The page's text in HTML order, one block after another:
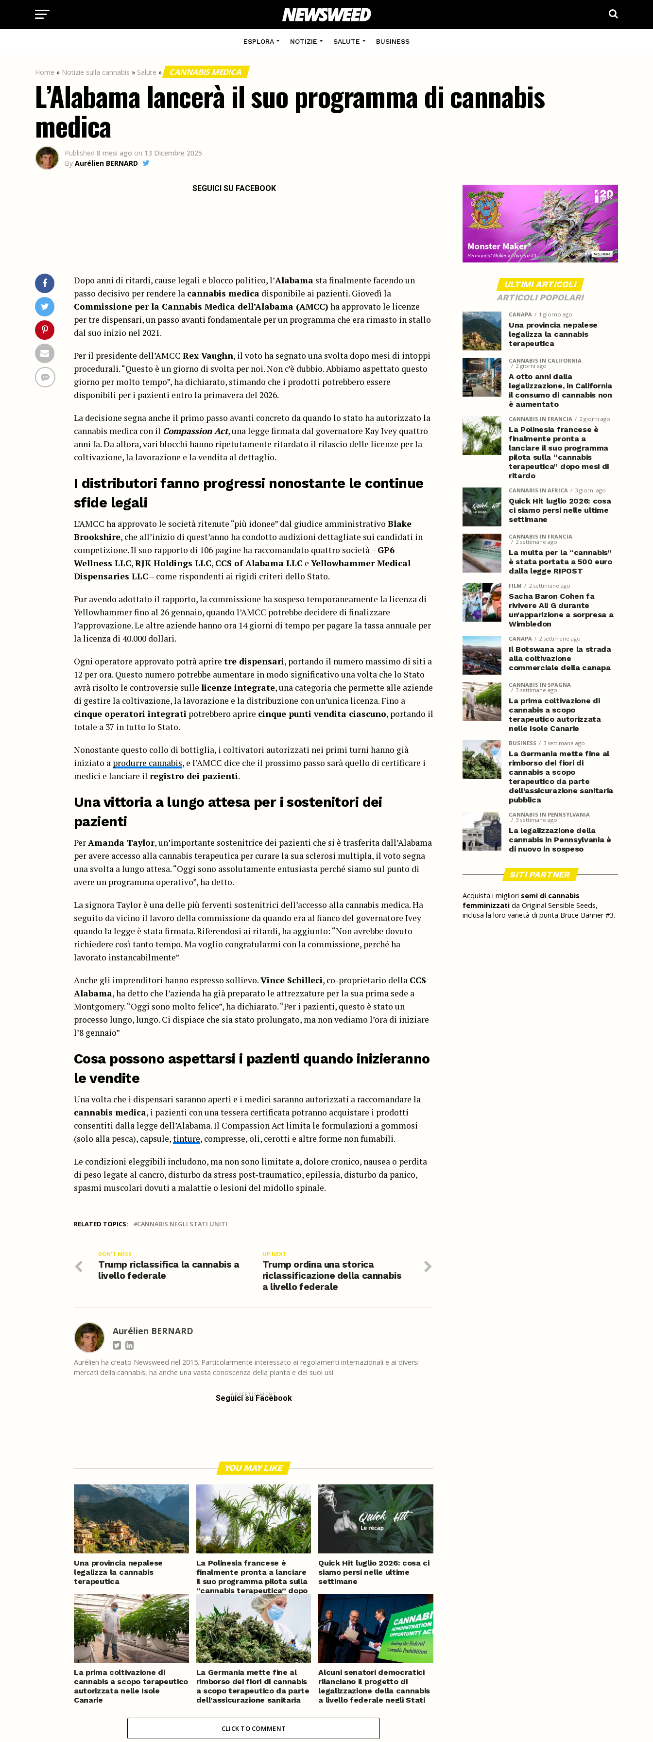
ESPLORA NOTIZIE SALUTE BUSINESS
Home » Notizie sulla cannabis » Salute » CANNABIS MEDICA
L’Alabama lancerà il suo programma di cannabis
medica
Published 8 mesi ago on 13 Dicembre 2025
By Aurélien BERNARD
SEGUICI SU FACEBOOK
Dopo anni di ritardi, cause legali e blocco politico, l’Alabama sta finalmente facendo un
passo decisivo per rendere la cannabis medica disponibile ai pazienti. Giovedì la
Commissione per la Cannabis Medica dell’Alabama (AMCC) ha approvato le licenze
per tre dispensari, un passo avanti fondamentale per un programma che era rimasto in stallo
dal suo inizio nel 2021.
Per il presidente dell’AMCC Rex Vaughn, il voto ha segnato una svolta dopo mesi di intoppi
procedurali. “Questo è un giorno di svolta per noi. Non c’è dubbio. Abbiamo aspettato questo
giorno per molto tempo”, ha dichiarato, stimando che i prodotti potrebbero essere
disponibili per i pazienti entro la primavera del 2026.
La decisione segna anche il primo passo avanti concreto da quando lo stato ha autorizzato la
cannabis medica con il Compassion Act, una legge firmata dal governatore Kay Ivey quattro
anni fa. Da allora, vari blocchi hanno ripetutamente ritardato il rilascio delle licenze per la
coltivazione, la lavorazione e la vendita al dettaglio.
I distributori fanno progressi nonostante le continue
sfide legali
L’AMCC ha approvato le società ritenute “più idonee” dal giudice amministrativo Blake
Brookshire, che all’inizio di quest’anno ha condotto audizioni dettagliate sui candidati in
competizione. Il suo rapporto di 106 pagine ha raccomandato quattro società – GP6
Wellness LLC,RJK Holdings LLC, CCS of Alabama LLC e Yellowhammer Medical
Dispensaries LLC – come rispondenti ai rigidi criteri dello Stato.
Pur avendo adottato il rapporto, la commissione ha sospeso temporaneamente la licenza di
Yellowhammer fino al 26 gennaio, quando l’AMCC potrebbe decidere di finalizzare
l’approvazione. Le altre aziende hanno ora 14 giorni di tempo per pagare la tassa annuale per
la licenza di 40.000 dollari.
Ogni operatore approvato potrà aprire tre dispensari, portando il numero massimo di siti a
12 per ora. Questo numero potrebbe aumentare in modo significativo una volta che lo Stato
avrà risolto le controversie sulle licenze integrate, una categoria che permette alle aziende
di gestire la coltivazione, la lavorazione e la distribuzione con un’unica licenza. Fino a
cinque operatori integrati potrebbero aprire cinque punti vendita ciascuno, portando il
totale a 37 in tutto lo Stato.
Nonostante questo collo di bottiglia, i coltivatori autorizzati nei primi turni hanno già
iniziato a produrre cannabis, e l’AMCC dice che il prossimo passo sarà quello di certificare i
medici e lanciare il registro dei pazienti.
Una vittoria a lungo attesa per i sostenitori dei
pazienti
PerAmanda Taylor, un’importante sostenitrice dei pazienti che si è trasferita dall’Alabama
per avere accesso alla cannabis terapeutica per curare la sua sclerosi multipla, il voto segna
una svolta a lungo attesa. “Oggi sono assolutamente entusiasta perché siamo sul punto di
avere un programma operativo”, ha detto.
La signora Taylor è una delle più ferventi sostenitrici dell’accesso alla cannabis medica. Ha
seguito da vicino il lavoro della commissione da quando era al fianco del governatore Ivey
quando la legge è stata firmata. Riferendosi ai ritardi, ha aggiunto: “Non avrebbe dovuto
richiedere così tanto tempo. Ma voglio congratularmi con la commissione, perché ha
lavorato instancabilmente”
Anche gli imprenditori hanno espresso sollievo.Vince Schilleci, co-proprietario della CCS
Alabama, ha detto che l’azienda ha già preparato le attrezzature per la sua prima sede a
Montgomery. “Oggi sono molto felice”, ha dichiarato. “Per i pazienti, questo è stato un
processo lungo, lungo. Ci dispiace che sia stato prolungato, ma non vediamo l’ora di iniziare
l’8 gennaio”
Cosa possono aspettarsi i pazienti quando inizieranno
le vendite
Una volta che i dispensari saranno aperti e i medici saranno autorizzati a raccomandare la
cannabis medica, i pazienti con una tessera certificata potranno acquistare i prodotti
consentiti dalla legge dell’Alabama. Il Compassion Act limita le formulazioni a gommosi
(solo alla pesca), capsule,tinture, compresse, oli, cerotti e altre forme non fumabili.
Le condizioni eleggibili includono, ma non sono limitate a, dolore cronico, nausea o perdita
di peso legate al cancro, disturbo da stress post-traumatico, epilessia, disturbo da panico,
spasmi muscolari dovuti a malattie o lesioni del midollo spinale.
RELATED TOPICS: CANNABIS NEGLI STATI UNITI
UP NEXT
Trump ordina una storica
riclassificazione della cannabis
a livello federale
DON'T MISS
Trump riclassifica la cannabis a
livello federale
Aurélien BERNARD
Aurélien ha creato Newsweed nel 2015. Particolarmente interessato ai regolamenti internazionali e ai diversi
mercati della cannabis, ha anche una vasta conoscenza della pianta e dei suoi usi.
ADVERTISEMENT
Seguici su Facebook
YOU MAY LIKE
Una provincia nepalese
legalizza la cannabis
terapeutica
La Polinesia francese è
finalmente pronta a lanciare
il suo programma pilota sulla
“cannabis terapeutica” dopo
mesi di ritardo
Quick Hit luglio 2026: cosa ci
siamo persi nelle ultime
settimane
La prima coltivazione di
cannabis a scopo terapeutico
autorizzata nelle Isole
Canarie
La Germania mette fine al
rimborso dei fiori di cannabis
a scopo terapeutico da parte
dell’assicurazione sanitaria
Alcuni senatori democratici
rilanciano il progetto di
legalizzazione della cannabis
a livello federale negli Stati
CLICK TO COMMENT
ULTIMI ARTICOLI
ARTICOLI POPOLARI
CANAPA 1 giorno ago
Una provincia nepalese
legalizza la cannabis
terapeutica
CANNABIS IN CALIFORNIA
2 giorni ago
A otto anni dalla
legalizzazione, in California
il consumo di cannabis non
è aumentato
CANNABIS IN FRANCIA 2 giorni ago
La Polinesia francese è
finalmente pronta a
lanciare il suo programma
pilota sulla “cannabis
terapeutica” dopo mesi di
ritardo
CANNABIS IN AFRICA 3 giorni ago
Quick Hit luglio 2026: cosa
ci siamo persi nelle ultime
settimane
CANNABIS IN FRANCIA
2 settimane ago
La multa per la “cannabis”
è stata portata a 500 euro
dalla legge RIPOST
FILM 2 settimane ago
Sacha Baron Cohen fa
rivivere Ali G durante
un’apparizione a sorpresa a
Wimbledon
CANAPA 2 settimane ago
Il Botswana apre la strada
alla coltivazione
commerciale della canapa
CANNABIS IN SPAGNA
3 settimane ago
La prima coltivazione di
cannabis a scopo
terapeutico autorizzata
nelle Isole Canarie
BUSINESS 3 settimane ago
La Germania mette fine al
rimborso dei fiori di
cannabis a scopo
terapeutico da parte
dell’assicurazione sanitaria
pubblica
CANNABIS IN PENNSYLVANIA
3 settimane ago
La legalizzazione della
cannabis in Pennsylvania è
di nuovo in sospeso
SITI PARTNER
Acquista i migliori semi di cannabis
femminizzati da Original Sensible Seeds,
inclusa la loro varietà di punta Bruce Banner #3.